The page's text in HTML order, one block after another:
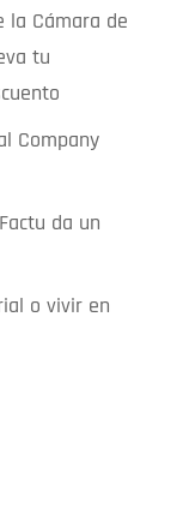
la Cámara de
tu
Company
da un
o vivir en